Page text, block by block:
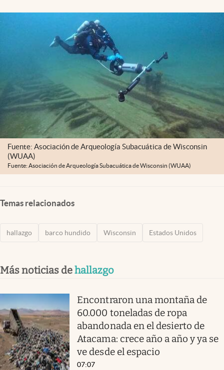
Fuente: Asociación de Arqueología Subacuática de Wisconsin
(WUAA)
Fuente: Asociación de Arqueología Subacuática de Wisconsin (WUAA)
Temas relacionados
hallazgo barco hundido Wisconsin Estados Unidos
Más noticias dehallazgo
Encontraron una montaña de
60.000 toneladas de ropa
abandonada en el desierto de
Atacama: crece año a año y ya se
ve desde el espacio
07:07